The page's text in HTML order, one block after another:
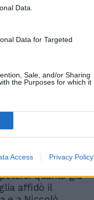
Data.
Data for Targeted
Sale, and/or Sharing
the Purposes for which it
Access Privacy Policy
al Senato, le
Tajani e, a
e idee a Forza
sulla
quanto già
affidò il